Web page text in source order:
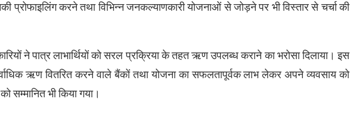
प्रोफाइलिंग करने तथा विभिन्न जनकल्याणकारी योजनाओं से जोड़ने पर भी विस्तार से चर्चा की
ने पात्र लाभार्थियों को सरल प्रक्रिया के तहत ऋण उपलब्ध कराने का भरोसा दिलाया। इस
ऋण वितरित करने वाले बैंकों तथा योजना का सफलतापूर्वक लाभ लेकर अपने व्यवसाय को
सम्मानित भी किया गया।